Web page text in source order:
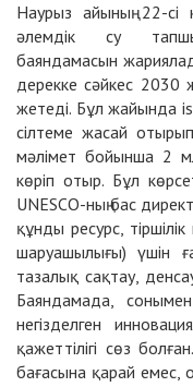
Hаурыз айының 22-
әлемдік су
баяндамасын
дерекке сәйкес 2030
жетеді. Бұл жайында
сілтеме жасай отырып
мәлімет бойынша 2
көріп отыр. Бұл
UNESCO-ның бас
құнды ресурс,
шаруашылығы) үшін
тазалық сақтау,
Баяндамада,
негізделген
қажеттілігі сөз
бағасына қарай емес,